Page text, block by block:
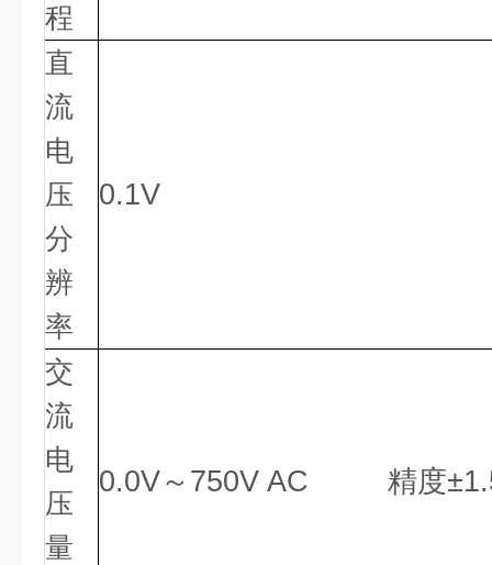
程
直
流
电
压
分
辨
率
0.1V
交
流
电
压
量
0.0V～750V AC 精度